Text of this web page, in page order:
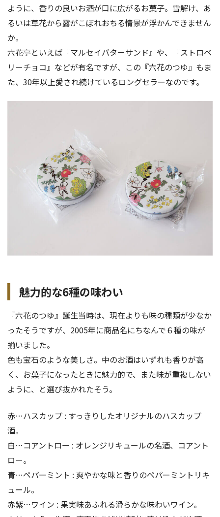
ように、香りの良いお酒が口に広がるお菓子。雪解け、あ
るいは草花から露がこぼれおちる情景が浮かんできません
か。
六花亭といえば『マルセイバターサンド』や、『ストロベ
リーチョコ』などが有名ですが、この『六花のつゆ』もま
た、30年以上愛され続けているロングセラーなのです。
魅力的な6種の味わい
『六花のつゆ』誕生当時は、現在よりも味の種類が少なか
ったそうですが、2005年に商品名にちなんで６種の味が
揃いました。
色も宝石のような美しさ。中のお酒はいずれも香りが高
く、お菓子になったときに魅力的で、また味が重複しない
ように、と選び抜かれたそう。
赤…ハスカップ : すっきりしたオリジナルのハスカップ
酒。
白…コアントロー : オレンジリキュールの名酒、コアント
ロー。
青…ペパーミント : 爽やかな味と香りのペパーミントリキ
ュール。
赤紫…ワイン : 果実味あふれる滑らかな味わいワイン。